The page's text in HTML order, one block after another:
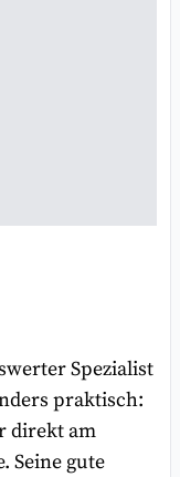
Spezialist
praktisch:
direkt am
Seine gute